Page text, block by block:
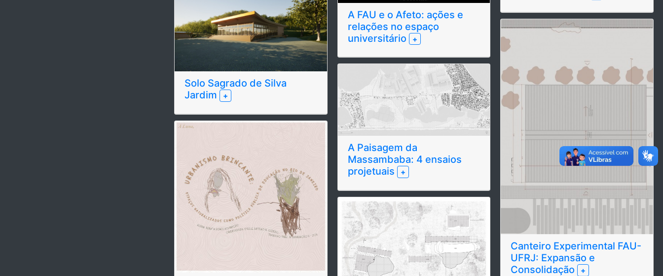
Solo Sagrado de Silva
Jardim
+
A FAU e o Afeto: ações e
relações no espaço
universitário
+
A Paisagem da
Massambaba: 4 ensaios
projetuais
+
Canteiro Experimental FAU-
UFRJ: Expansão e
Consolidação +